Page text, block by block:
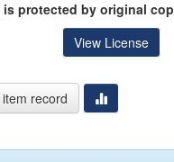
is protected by original
View License
record